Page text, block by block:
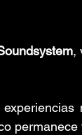
,
permanece